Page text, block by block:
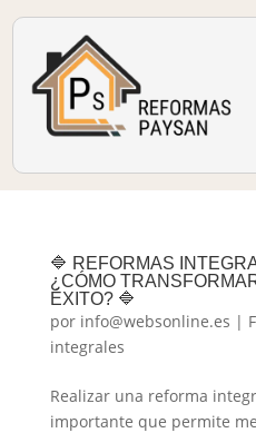
🔷 REFORMAS
¿CÓMO
ÉXITO? 🔷
por info@websonline.es |
integrales
Realizar una reforma
importante que permite